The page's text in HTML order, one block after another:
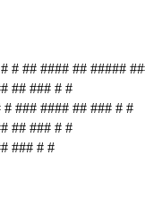
# ## #### ## #####
## ### # #
### #### ## ### # #
## ### # #
### # #